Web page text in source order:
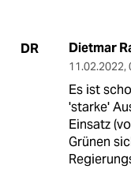
DR Dietmar
11.02.2022,
Es ist
'starke'
Einsatz
Grünen